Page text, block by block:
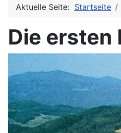
Aktuelle Seite: Startseite
Die ersten